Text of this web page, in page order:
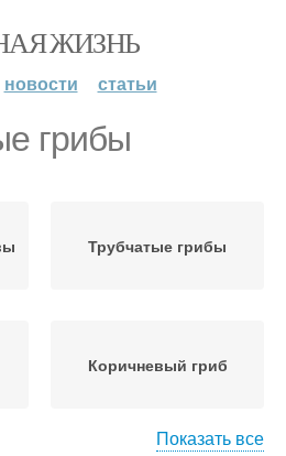
ЖИЗНЬ
новости статьи
грибы
Трубчатые грибы
Коричневый гриб
Показать все